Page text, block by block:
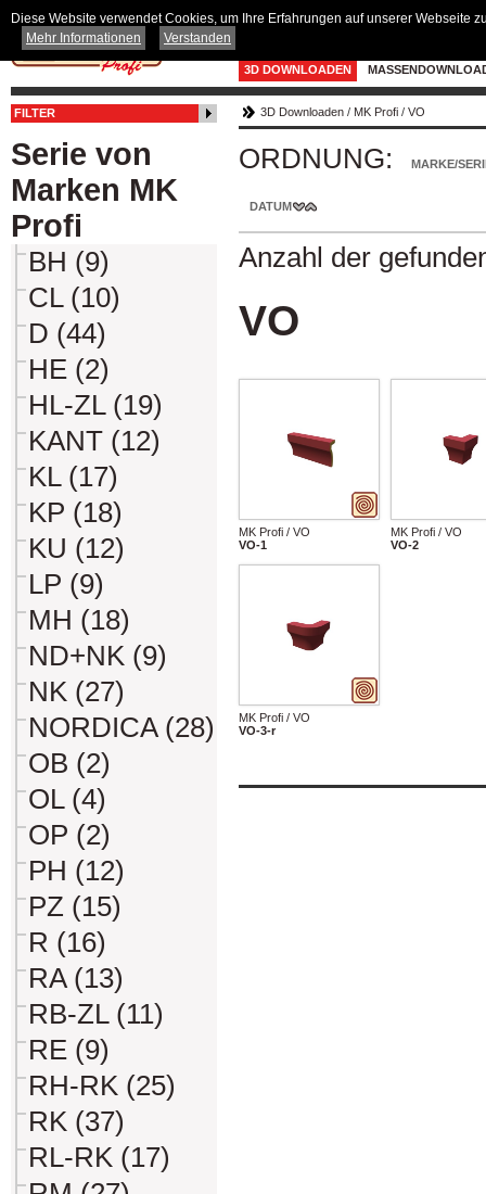
3D DOWNLOADEN
FILTER
Serie von
Marken MK
Profi
BH (9)
CL (10)
D (44)
HE (2)
HL-ZL (19)
KANT (12)
KL (17)
KP (18)
KU (12)
LP (9)
MH (18)
ND+NK (9)
NK (27)
NORDICA (28)
OB (2)
OL (4)
OP (2)
PH (12)
PZ (15)
R (16)
RA (13)
RB-ZL (11)
RE (9)
RH-RK (25)
RK (37)
RL-RK (17)
3D Downloaden / MK Profi / VO
ORDNUNG: MARKE/
DATUM
Anzahl der
VO
MK Profi / VO
VO-1
MK Profi / VO
VO-2
MK Profi / VO
VO-3-r
Diese Website verwendet Cookies, um Ihre Erfahrungen auf unserer Webseite
Mehr Informationen
Verstanden